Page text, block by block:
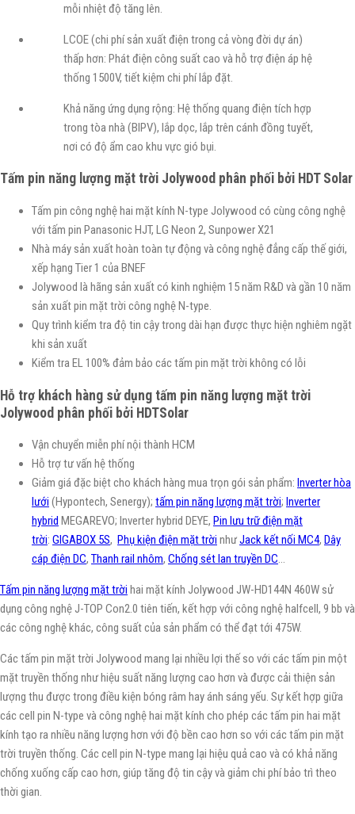
mỗi nhiệt độ tăng lên.
LCOE (chi phí sản xuất điện trong cả vòng đời dự án)
thấp hơn: Phát điện công suất cao và hỗ trợ điện áp hệ
thống 1500V, tiết kiệm chi phí lắp đặt.
Khả năng ứng dụng rộng: Hệ thống quang điện tích hợp
trong tòa nhà (BIPV), lắp dọc, lắp trên cánh đồng tuyết,
nơi có độ ẩm cao khu vực gió bụi.
Tấm pin năng lượng mặt trời Jolywood phân phối bởi HDT Solar
Tấm pin công nghệ hai mặt kính N-type Jolywood có cùng công nghệ
với tấm pin Panasonic HJT, LG Neon 2, Sunpower X21
Nhà máy sản xuất hoàn toàn tự động và công nghệ đẳng cấp thế giới,
xếp hạng Tier 1 của BNEF
Jolywood là hãng sản xuất có kinh nghiệm 15 năm R&D và gần 10 năm
sản xuất pin mặt trời công nghệ N-type.
Quy trình kiểm tra độ tin cậy trong dài hạn được thực hiện nghiêm ngặt
khi sản xuất
Kiểm tra EL 100% đảm bảo các tấm pin mặt trời không có lỗi
Hỗ trợ khách hàng sử dụng tấm pin năng lượng mặt trời
Jolywood phân phối bởi HDTSolar
Vận chuyển miễn phí nội thành HCM
Hỗ trợ tư vấn hệ thống
Giảm giá đặc biệt cho khách hàng mua trọn gói sản phẩm: Inverter hòa
lưới (Hypontech, Senergy); tấm pin năng lượng mặt trời; Inverter
hybrid MEGAREVO; Inverter hybrid DEYE, Pin lưu trữ điện mặt
trời: GIGABOX 5S, Phụ kiện điện mặt trời nhưJack kết nối MC4, Dây
cáp điện DC, Thanh rail nhôm, Chống sét lan truyền DC…
Tấm pin năng lượng mặt trời hai mặt kính Jolywood JW-HD144N 460W sử
dụng công nghệ J-TOP Con2.0 tiên tiến, kết hợp với công nghệ halfcell, 9 bb và
các công nghệ khác, công suất của sản phẩm có thể đạt tới 475W.
Các tấm pin mặt trời Jolywood mang lại nhiều lợi thế so với các tấm pin một
mặt truyền thống như hiệu suất năng lượng cao hơn và được cải thiện sản
lượng thu được trong điều kiện bóng râm hay ánh sáng yếu. Sự kết hợp giữa
các cell pin N-type và công nghệ hai mặt kính cho phép các tấm pin hai mặt
kính tạo ra nhiều năng lượng hơn với độ bền cao hơn so với các tấm pin mặt
trời truyền thống. Các cell pin N-type mang lại hiệu quả cao và có khả năng
chống xuống cấp cao hơn, giúp tăng độ tin cậy và giảm chi phí bảo trì theo
thời gian.